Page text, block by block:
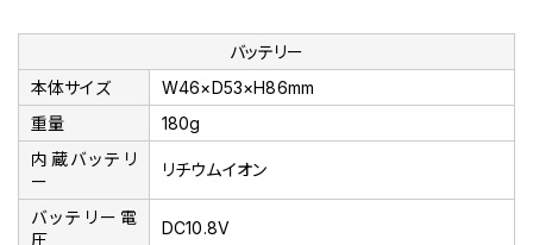
バッテリー
本体サイズ
W46×D53×H86mm
重量
180g
内蔵バッテリ
ー
リチウムイオン
バッテリー電
圧
DC10.8V